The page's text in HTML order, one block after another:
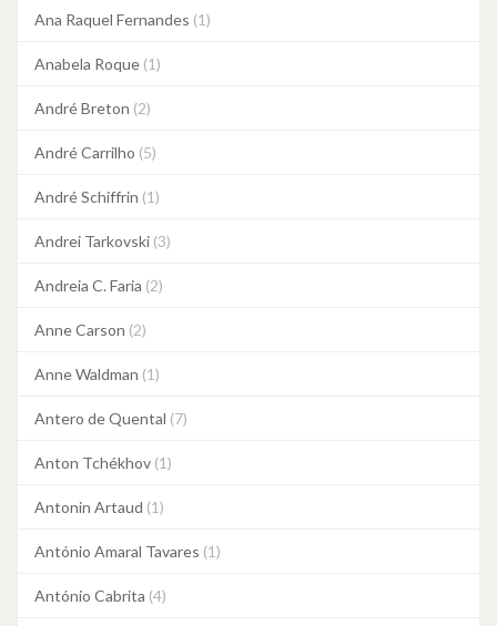
Ana Raquel Fernandes (1)
Anabela Roque (1)
André Breton (2)
André Carrilho (5)
André Schiffrin (1)
Andrei Tarkovski (3)
Andreia C. Faria (2)
Anne Carson (2)
Anne Waldman (1)
Antero de Quental (7)
Anton Tchékhov (1)
Antonin Artaud (1)
António Amaral Tavares (1)
António Cabrita (4)